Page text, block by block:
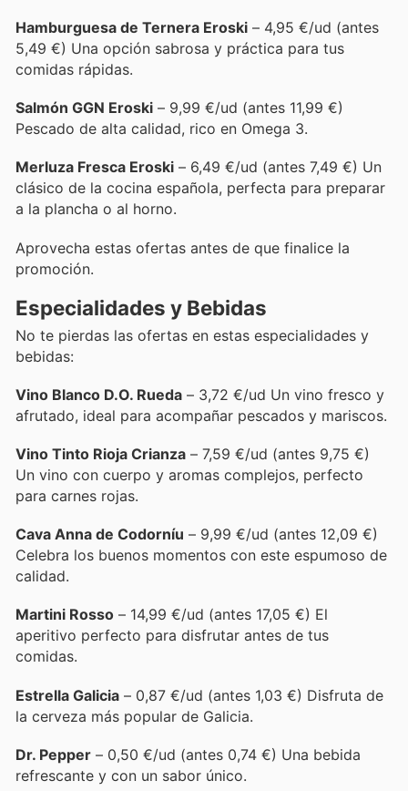
Hamburguesa de Ternera Eroski – 4,95 €/ud (antes
5,49 €) Una opción sabrosa y práctica para tus
comidas rápidas.
Salmón GGN Eroski – 9,99 €/ud (antes 11,99 €)
Pescado de alta calidad, rico en Omega 3.
Merluza Fresca Eroski – 6,49 €/ud (antes 7,49 €) Un
clásico de la cocina española, perfecta para preparar
a la plancha o al horno.
Aprovecha estas ofertas antes de que finalice la
promoción.
Especialidades y Bebidas
No te pierdas las ofertas en estas especialidades y
bebidas:
Vino Blanco D.O. Rueda – 3,72 €/ud Un vino fresco y
afrutado, ideal para acompañar pescados y mariscos.
Vino Tinto Rioja Crianza – 7,59 €/ud (antes 9,75 €)
Un vino con cuerpo y aromas complejos, perfecto
para carnes rojas.
Cava Anna de Codorníu – 9,99 €/ud (antes 12,09 €)
Celebra los buenos momentos con este espumoso de
calidad.
Martini Rosso – 14,99 €/ud (antes 17,05 €) El
aperitivo perfecto para disfrutar antes de tus
comidas.
Estrella Galicia – 0,87 €/ud (antes 1,03 €) Disfruta de
la cerveza más popular de Galicia.
Dr. Pepper – 0,50 €/ud (antes 0,74 €) Una bebida
refrescante y con un sabor único.